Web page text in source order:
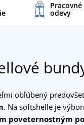
Pracovné
odevy
obľúbený
. Na softshelle je
poveternostným